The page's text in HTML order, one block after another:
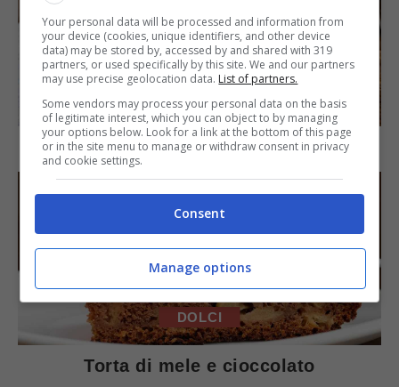
SECONDI PIATTI
Arista di maiale al latte
DOLCI
Torta di mele e cioccolato
Your personal data will be processed and information from
your device (cookies, unique identifiers, and other device
data) may be stored by, accessed by and shared with 319
partners, or used specifically by this site. We and our partners
may use precise geolocation data. List of partners.
Some vendors may process your personal data on the basis
of legitimate interest, which you can object to by managing
your options below. Look for a link at the bottom of this page
or in the site menu to manage or withdraw consent in privacy
and cookie settings.
Consent
Manage options